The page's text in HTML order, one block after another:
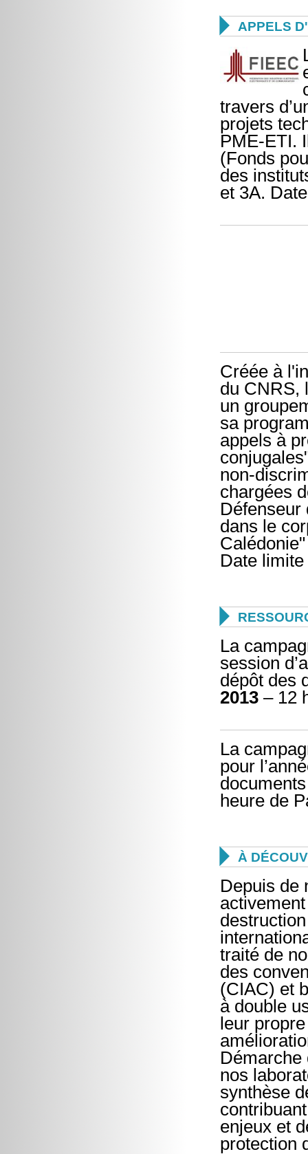
 APPELS
travers
projets
PME-ETI.
(Fonds
des
et 3A.
Créée à
du CNRS,
un
sa
appels à
non-
chargées
Défenseur
dans le
Date

La
session
dépôt des
2013 – 12
La
pour
heure de
 À
Depuis de
traité de
des
(CIAC) et
à double
leur
Démarche
nos
synthèse
enjeux et
protection